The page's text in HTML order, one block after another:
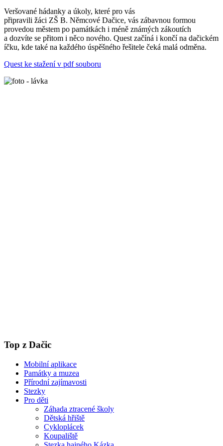
Veršované hádanky a úkoly, které pro vás
připravili žáci ZŠ B. Němcové Dačice, vás zábavnou formou
provedou městem po památkách i méně známých zákoutích
a dozvíte se přitom i něco nového. Quest začíná i končí na dačickém
íčku, kde také na každého úspěšného řešitele čeká malá odměna.
Quest ke stažení v pdf souboru
Top z Dačic
Mobilní aplikace
Památky a muzea
Přírodní zajímavosti
Stezky
Pro děti
Záhada ztracené školy
Dětská hřiště
Cykloplácek
Koupaliště